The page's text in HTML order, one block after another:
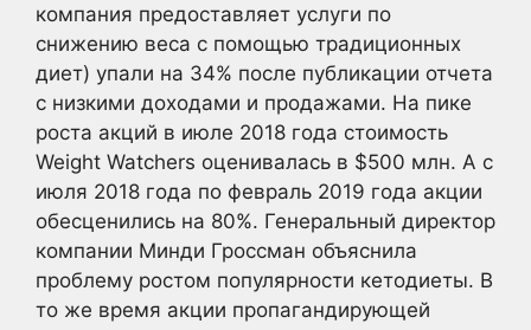
компания предоставляет услуги по
снижению веса с помощью традиционных
диет) упали на 34% после публикации отчета
с низкими доходами и продажами. На пике
роста акций в июле 2018 года стоимость
Weight Watchers оценивалась в $500 млн. А с
июля 2018 года по февраль 2019 года акции
обесценились на 80%. Генеральный директор
компании Минди Гроссман объяснила
проблему ростом популярности кетодиеты. В
то же время акции пропагандирующей